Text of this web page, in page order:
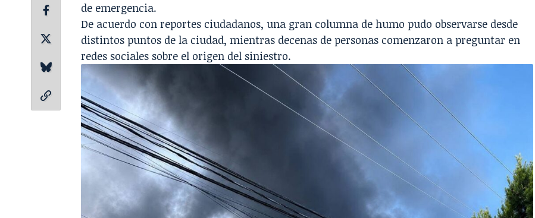
de emergencia.
De acuerdo con reportes ciudadanos, una gran columna de humo pudo observarse desde
distintos puntos de la ciudad, mientras decenas de personas comenzaron a preguntar en
redes sociales sobre el origen del siniestro.